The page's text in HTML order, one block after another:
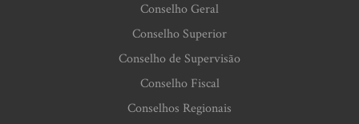
Conselho Geral
Conselho Superior
Conselho de Supervisão
Conselho Fiscal
Conselhos Regionais